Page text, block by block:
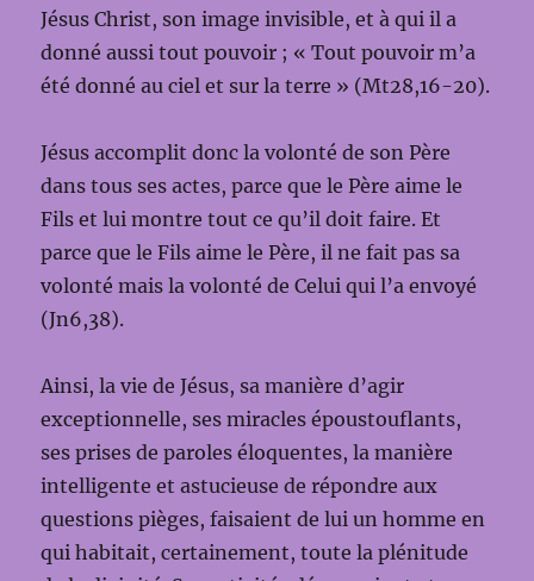
Jésus Christ, son image invisible, et à qui il a
donné aussi tout pouvoir ; « Tout pouvoir m’a
été donné au ciel et sur la terre » (Mt28,16-20).
Jésus accomplit donc la volonté de son Père
dans tous ses actes, parce que le Père aime le
Fils et lui montre tout ce qu’il doit faire. Et
parce que le Fils aime le Père, il ne fait pas sa
volonté mais la volonté de Celui qui l’a envoyé
(Jn6,38).
Ainsi, la vie de Jésus, sa manière d’agir
exceptionnelle, ses miracles époustouflants,
ses prises de paroles éloquentes, la manière
intelligente et astucieuse de répondre aux
questions pièges, faisaient de lui un homme en
qui habitait, certainement, toute la plénitude